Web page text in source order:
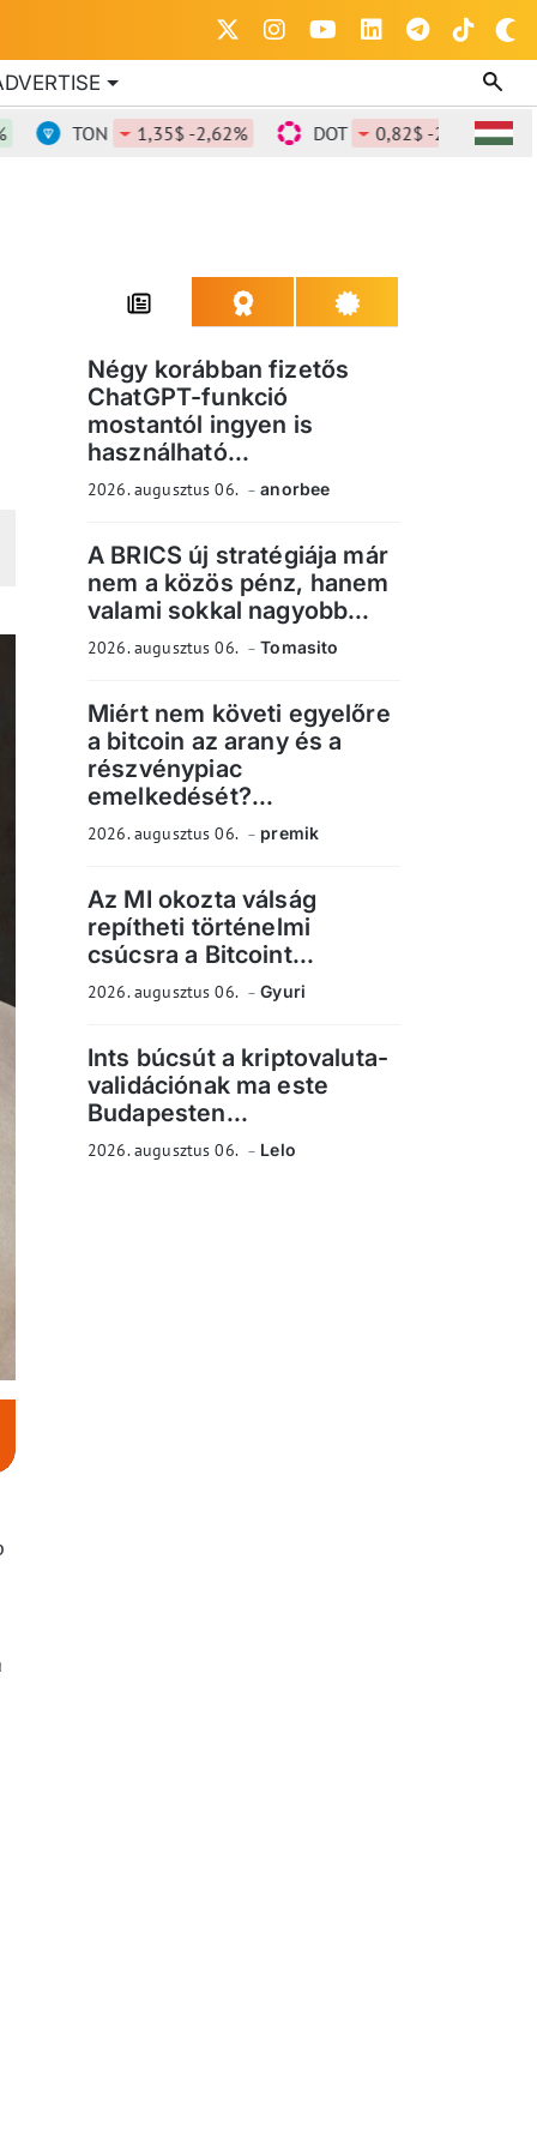
TON 1,35$ -2,62% DOT 0,82$ -2,48%
Négy korábban fizetős
ChatGPT-funkció
mostantól ingyen is
használható...
2026. augusztus 06. anorbee
A BRICS új stratégiája már
nem a közös pénz, hanem
valami sokkal nagyobb...
2026. augusztus 06. Tomasito
Miért nem követi egyelőre
a bitcoin az arany és a
részvénypiac
emelkedését?...
2026. augusztus 06. premik
Az MI okozta válság
repítheti történelmi
csúcsra a Bitcoint...
2026. augusztus 06. Gyuri
Ints búcsút a kriptovaluta-
validációnak ma este
Budapesten...
2026. augusztus 06. Lelo